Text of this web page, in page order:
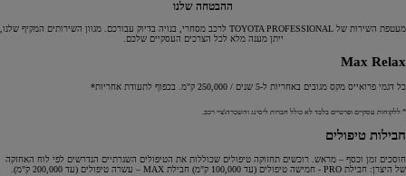
ההבטחה שלנו
מעטפת השירות של TOYOTA PROFESSIONAL לרכב מסחרי, בנויה בדיוק עבורכם. מגוון השירותים המקיף שלנו,
ייתן מענה מלא לכל הצרכים העסקיים שלכם.
Max Relax
כל דגמי פרואייס מקס מגובים באחריות ל-5 שנים / 250,000 ק"מ. בכפוף לתעודת אחריות*
* ללקוחות עסקיים ופרטיים בלבד לא כולל חברות ליסינג והשכרה\ציי רכב.
חבילות טיפולים
חוסכים זמן וכסף – מראש. רוכשים תחזוקה טיפולים שכוללות את הטיפולים השגרתיים הנדרשים לפי לוח האחזקה
של היצרן: חבילת PRO - חמישה טיפולים (עד 100,000 ק"מ) חבילת MAX – עשרה טיפולים (עד 200,000 ק"מ).